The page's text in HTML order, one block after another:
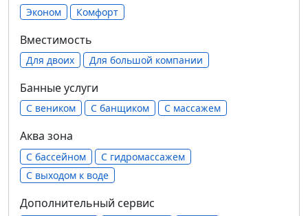
Эконом Комфорт
Вместимость
Для двоих Для большой компании
Банные услуги
С веником С банщиком С массажем
Аква зона
С бассейном
С гидромассажем
С выходом к воде
Дополнительный сервис